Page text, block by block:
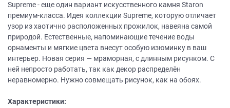
Supreme - еще один вариант искусственного камня Staron
премиум-класса. Идея коллекции Supreme, которую отличает
узор из хаотично расположенных прожилок, навеяна самой
природой. Естественные, напоминающие течение воды
орнаменты и мягкие цвета внесут особую изюминку в ваш
интерьер. Новая серия — мраморная, с длинным рисунком. С
ней непросто работать, так как декор распределён
неравномерно. Нужно совмещать рисунок, как на обоях.
Характеристики: